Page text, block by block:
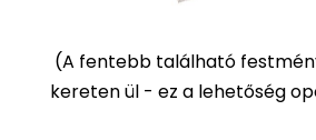
(A fentebb található
kereten ül - ez a lehetőség